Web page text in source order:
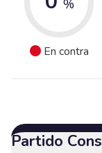
%
En contra
Partido